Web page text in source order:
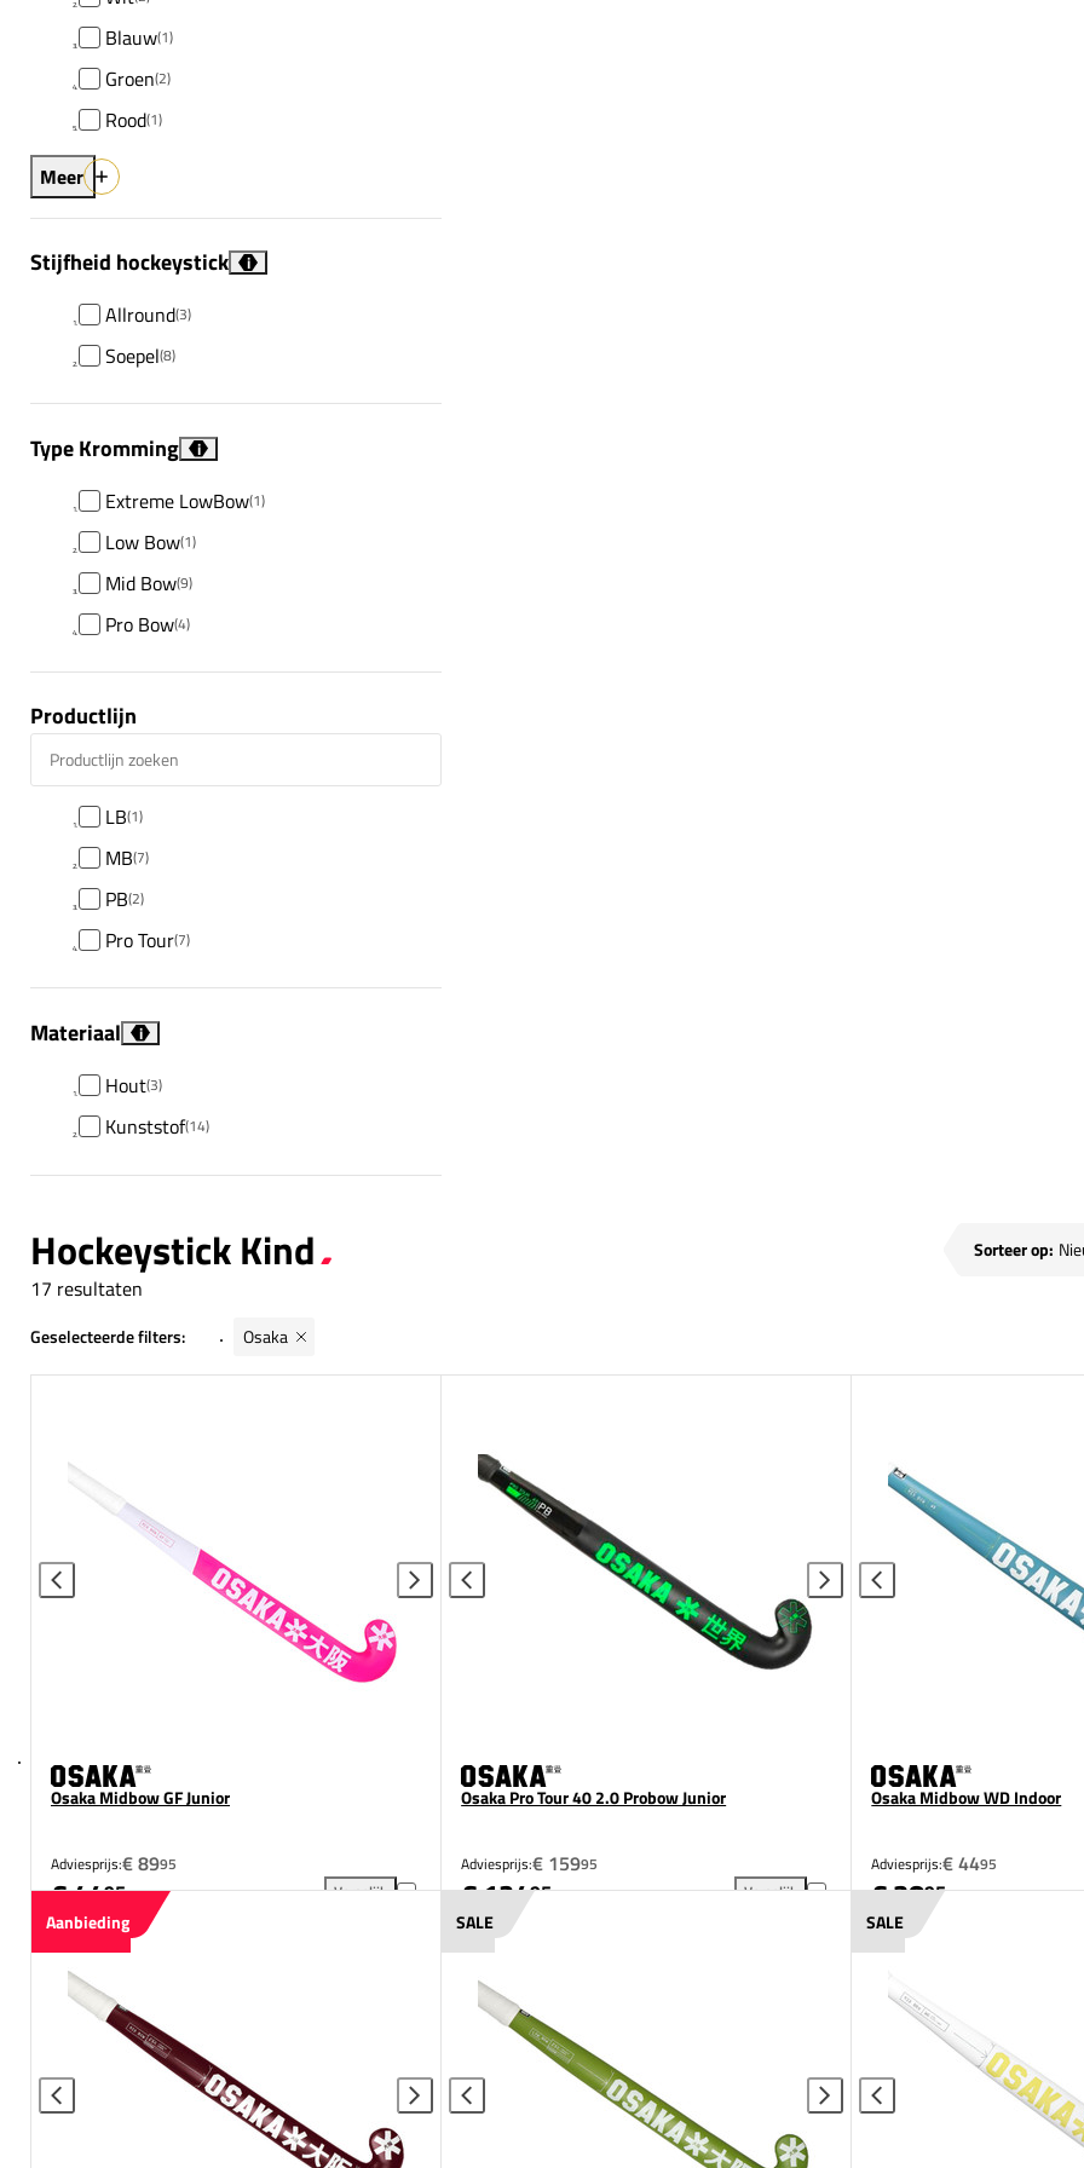
Blauw(1)
Groen(2)
Rood(1)
Meer
Stijfheid hockeystick i
Allround(3)
Soepel(8)
Type Kromming i
Extreme LowBow(1)
Low Bow(1)
Mid Bow(9)
Pro Bow(4)
Productlijn
LB(1)
MB(7)
PB(2)
Pro Tour(7)
Materiaal i
Hout(3)
Kunststof(14)
Hockeystick Kind Sorteer op:
17 resultaten
Geselecteerde filters: Osaka
Osaka Midbow GF Junior
Adviesprijs:€ 8995
€ 4495
Vergelijk
Osaka Midbow GF Junior toevoegen aan vergelijking
Osaka Pro Tour 40 2.0 Probow Junior
Adviesprijs:€ 15995
€ 12495
Vergelijk
Osaka Pro Tour 40 2.0 Probow Junior toevoegen
Osaka Midbow WD Indoor
Adviesprijs:€ 4495
€ 3895
Aanbieding SALE SALE